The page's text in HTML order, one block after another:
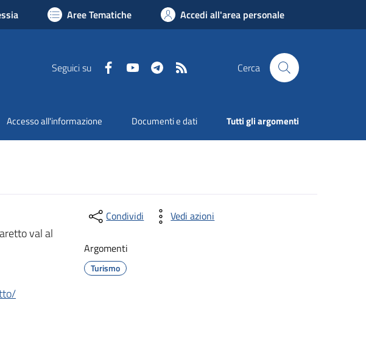
Aree Tematiche Accedi all'area personale
Seguici su FacebookYouTube Telegram Cerca
Accesso all'informazione Documenti e dati Tutti gli argomenti
val al
Condividi Vedi azioni
Argomenti
Turismo